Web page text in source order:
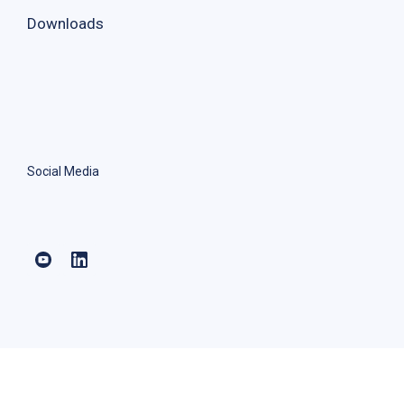
Downloads
Social Media